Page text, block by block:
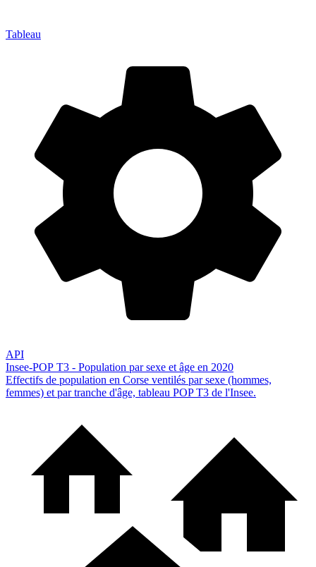
Tableau
API
Insee-POP T3 - Population par sexe et âge en 2020
Effectifs de population en Corse ventilés par sexe (hommes,
femmes) et par tranche d'âge, tableau POP T3 de l'Insee.